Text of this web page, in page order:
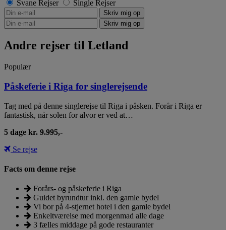
Svane Rejser Single Rejser
Andre rejser til Letland
Populær
Påskeferie i Riga for singlerejsende
Tag med på denne singlerejse til Riga i påsken. Forår i Riga er
fantastisk, når solen for alvor er ved at…
5 dage kr. 9.995,-
Se rejse
Facts om denne rejse
Forårs- og påskeferie i Riga
Guidet byrundtur inkl. den gamle bydel
Vi bor på 4-stjernet hotel i den gamle bydel
Enkeltværelse med morgenmad alle dage
3 fælles middage på gode restauranter